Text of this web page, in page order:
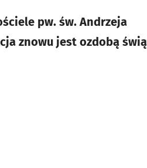
pw. św. Andrzeja
znowu jest ozdobą